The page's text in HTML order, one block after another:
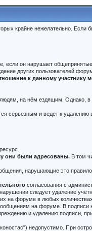
крайне нежелательно. Если
если он нарушает
других пользователей
к данному участнику
на нём ездящим. Однако,
серьезным и ведет к удалению
они были адресованы. В том
нарушающие это правило,
согласования с
следует удаление
на форуме в любых
на форуме. В
и удалению подписи,
недопустимо. При